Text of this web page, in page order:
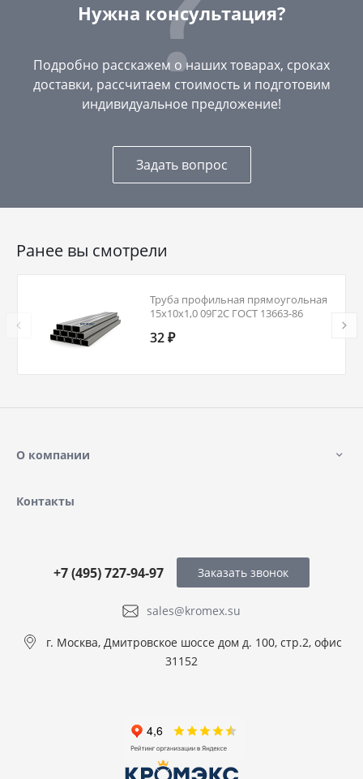
Нужна консультация?
Подробно расскажем о наших товарах, сроках
доставки, рассчитаем стоимость и подготовим
индивидуальное предложение!
Задать вопрос
Ранее вы смотрели
Труба профильная прямоугольная
15х10х1,0 09Г2С ГОСТ 13663-86
32 ₽
О компании
Контакты
sales@kromex.su
+7 (495) 727-94-97
г. Москва, Дмитровское шоссе дом д. 100, стр.2, офис
31152
Заказать звонок